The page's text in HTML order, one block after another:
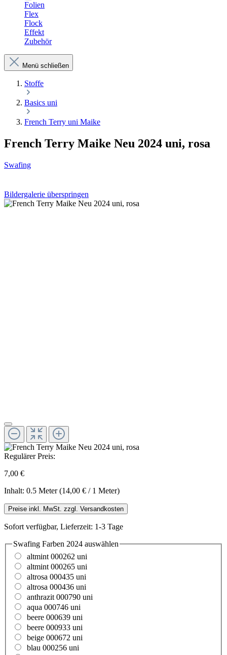
Folien
Flex
Flock
Effekt
Zubehör
Menü schließen
Stoffe
Basics uni
French Terry uni Maike
French Terry Maike Neu 2024 uni, rosa
Swafing
Bildergalerie überspringen
Regulärer Preis:
7,00 €
Inhalt: 0.5 Meter(14,00 € / 1 Meter)
Preise inkl. MwSt. zzgl. Versandkosten
Sofort verfügbar, Lieferzeit: 1-3 Tage
Swafing Farben 2024 auswählen
altmint 000262 uni
altmint 000265 uni
altrosa 000435 uni
altrosa 000436 uni
anthrazit 000790 uni
aqua 000746 uni
beere 000639 uni
beere 000933 uni
beige 000672 uni
blau 000256 uni